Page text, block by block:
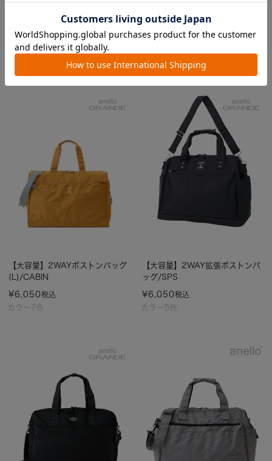
【大容量】2WAYボストンバッ
7,590税込
【大容量】3WAY 50L撥水ボスト
カラー7色
【大容量】2WAYボストンバッグ
(L)/CABIN
¥6,050税込
カラー5色
【大容量】2WAY拡張ボストンバ
ッグ/SPS
¥6,050税込